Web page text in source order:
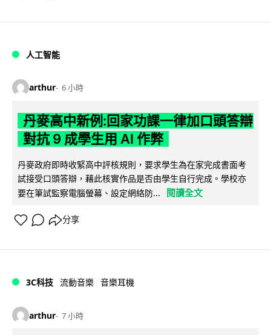
人工智能
arthur 6 小時
丹麥高中新例:回家功課一律加口頭答辯
對抗 9 成學生用 AI 作弊
丹麥政府即時收緊高中評核規則，要求學生為在家完成書面考
試接受口頭答辯，藉此核實作品是否由學生自行完成。學校亦
要在筆試監察電腦螢幕、設定網絡防...
閱讀全文
分享
3C科技 流動音樂 音樂耳機
arthur 7 小時